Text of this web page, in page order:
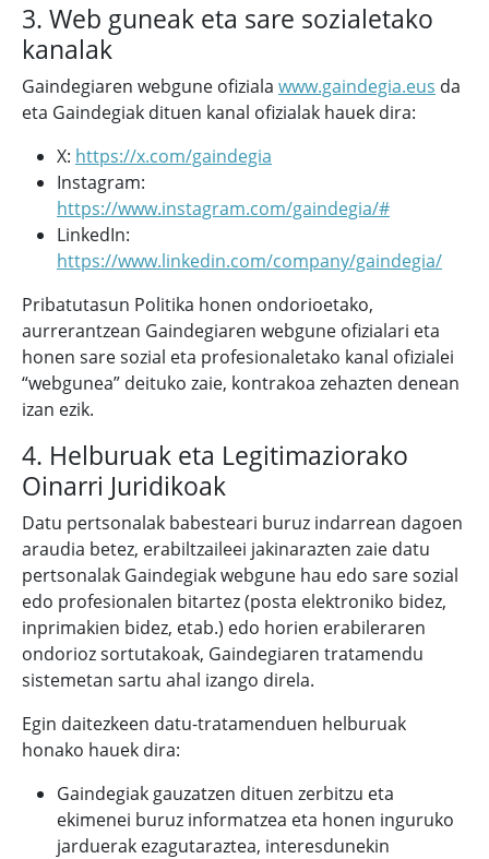
3. Web guneak eta sare sozialetako
kanalak
Gaindegiaren webgune ofiziala www.gaindegia.eus da
eta Gaindegiak dituen kanal ofizialak hauek dira:
X: https://x.com/gaindegia
Instagram:
https://www.instagram.com/gaindegia/#
LinkedIn:
https://www.linkedin.com/company/gaindegia/
Pribatutasun Politika honen ondorioetako,
aurrerantzean Gaindegiaren webgune ofizialari eta
honen sare sozial eta profesionaletako kanal ofizialei
“webgunea” deituko zaie, kontrakoa zehazten denean
izan ezik.
4. Helburuak eta Legitimaziorako
Oinarri Juridikoak
Datu pertsonalak babesteari buruz indarrean dagoen
araudia betez, erabiltzaileei jakinarazten zaie datu
pertsonalak Gaindegiak webgune hau edo sare sozial
edo profesionalen bitartez (posta elektroniko bidez,
inprimakien bidez, etab.) edo horien erabileraren
ondorioz sortutakoak, Gaindegiaren tratamendu
sistemetan sartu ahal izango direla.
Egin daitezkeen datu-tratamenduen helburuak
honako hauek dira:
Gaindegiak gauzatzen dituen zerbitzu eta
ekimenei buruz informatzea eta honen inguruko
jarduerak ezagutaraztea, interesdunekin